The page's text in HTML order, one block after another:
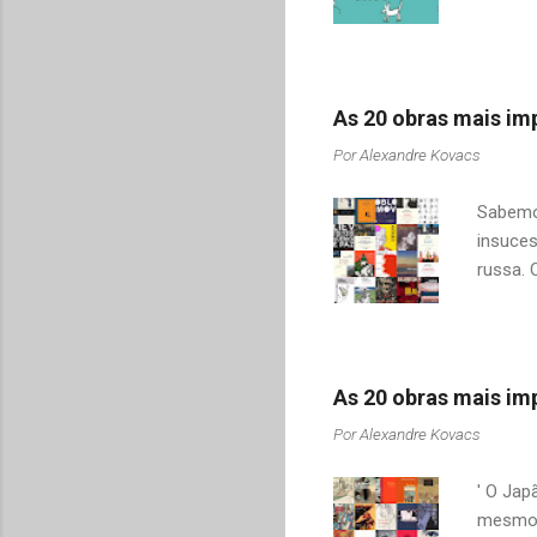
filhas
vida,
da
As 20 obras mais
PorAlexandre Kovacs
russa.
ou
As 20 obras mais
PorAlexandre Kovacs
' O